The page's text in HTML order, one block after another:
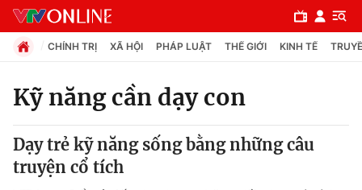
Chuyên mục
Chính trị
CHÍNH TRỊ XÃ HỘI PHÁP LUẬT THẾ GIỚI KINH TẾ
Kỹ năng cần dạy con
Dạy trẻ kỹ năng sống bằng những câu
truyện cổ tích